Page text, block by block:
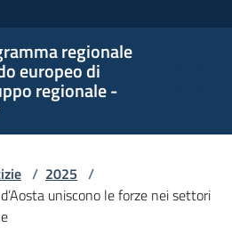
regionale
europeo di
regionale -
/ 2025 /
uniscono le forze nei settori